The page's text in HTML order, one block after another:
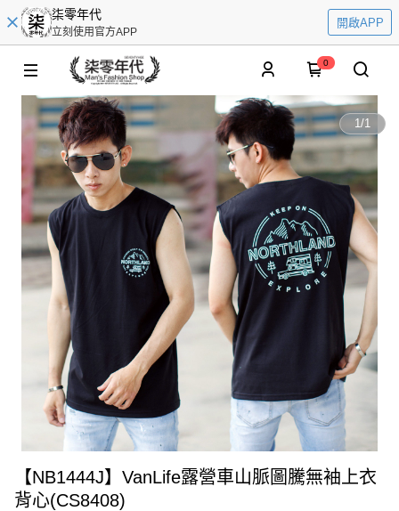
柒零年代
立刻使用官方APP
開啟APP
0
1/1
【NB1444J】VanLife露營車山脈圖騰無袖上衣
背心(CS8408)